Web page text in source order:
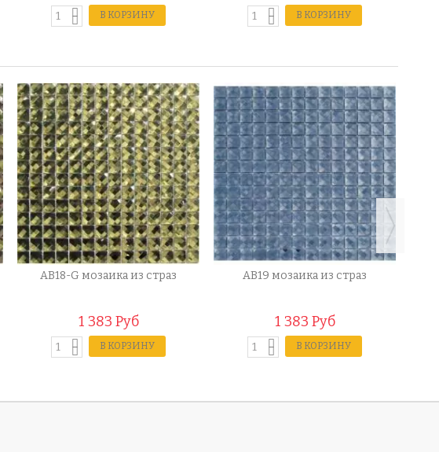
В КОРЗИНУ В КОРЗИНУ
AB18-G мозаика из страз
1 383 Руб
В КОРЗИНУ
AB19 мозаика из страз
1 383 Руб
В КОРЗИНУ